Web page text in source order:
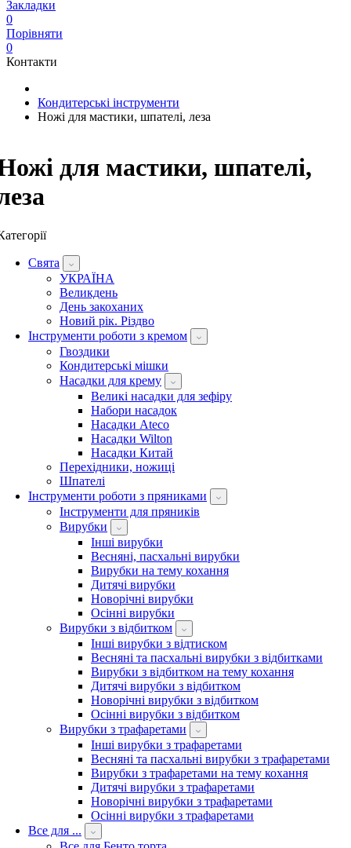
Закладки
0
Порівняти
0
Контакти
Кондитерські інструменти
Ножі для мастики, шпателі, леза
для мастики, шпателі,
Свята
УКРАЇНА
Великдень
День закоханих
Новий рік. Різдво
Інструменти роботи з кремом
Гвоздики
Кондитерські мішки
Насадки для крему
Великі насадки для зефіру
Набори насадок
Насадки Ateco
Насадки Wilton
Насадки Китай
Перехідники, ножиці
Шпателі
Інструменти роботи з пряниками
Інструменти для пряників
Вирубки
Інші вирубки
Весняні, пасхальні вирубки
Вирубки на тему кохання
Дитячі вирубки
Новорічні вирубки
Осінні вирубки
Вирубки з відбитком
Інші вирубки з відтиском
Весняні та пасхальні вирубки з відбитками
Вирубки з відбитком на тему кохання
Дитячі вирубки з відбитком
Новорічні вирубки з відбитком
Осінні вирубки з відбитком
Вирубки з трафаретами
Інші вирубки з трафаретами
Весняні та пасхальні вирубки з трафаретами
Вирубки з трафаретами на тему кохання
Дитячі вирубки з трафаретами
Новорічні вирубки з трафаретами
Осінні вирубки з трафаретами
Все для ...